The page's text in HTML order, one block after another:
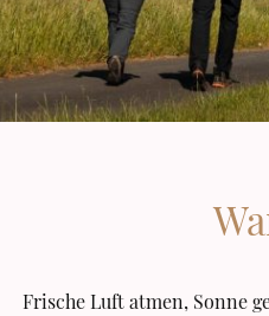
Frische Luft atmen, Sonne